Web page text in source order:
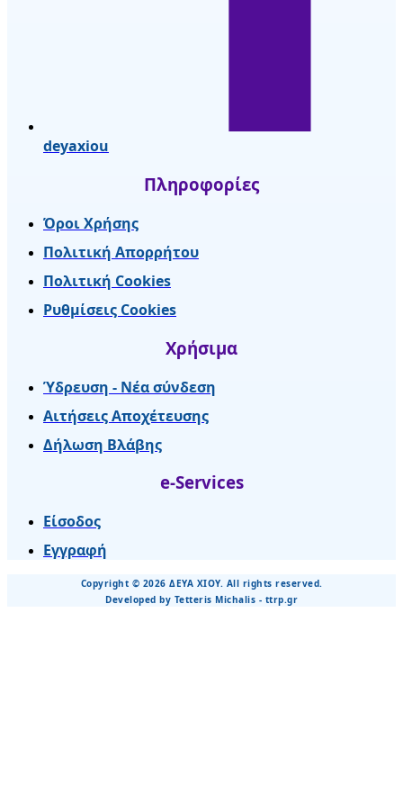
deyaxiou
Πληροφορίες
Όροι Χρήσης
Πολιτική Απορρήτου
Πολιτική Cookies
Ρυθμίσεις Cookies
Χρήσιμα
Ύδρευση - Νέα σύνδεση
Αιτήσεις Αποχέτευσης
Δήλωση Βλάβης
e-Services
Είσοδος
Εγγραφή
Copyright © 2026 ΔΕΥΑ ΧΙΟΥ. All rights reserved.
Developed by Tetteris Michalis - ttrp.gr